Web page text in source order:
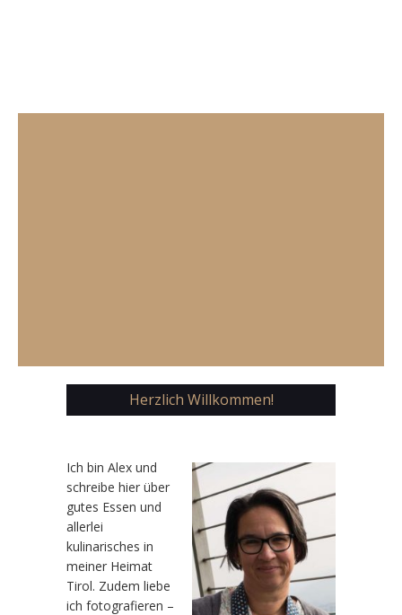
Herzlich Willkommen!
Ich bin Alex und
schreibe hier über
gutes Essen und
allerlei
kulinarisches in
meiner Heimat
Tirol. Zudem liebe
ich fotografieren –